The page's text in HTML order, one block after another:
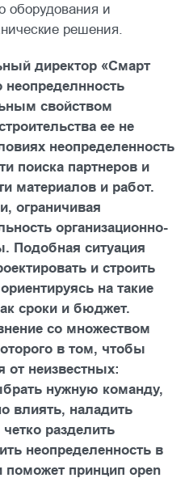
оборудования и
решения.
директор «Смарт
неопределнность
свойством
ее не
неопределенность
поиска партнеров и
материалов и работ.
ограничивая
организационно-
Подобная ситуация
и строить
на такие
сроки и бюджет.
со множеством
в том, чтобы
от неизвестных:
нужную команду,
влиять, наладить
разделить
неопределенность в
принцип open